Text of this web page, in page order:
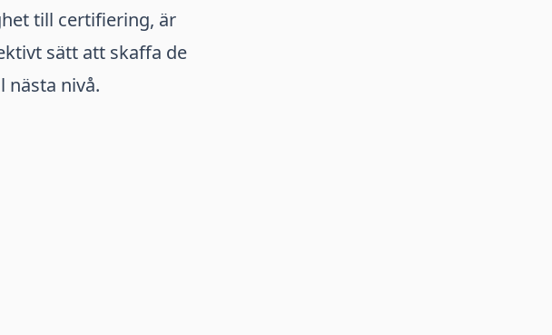
till certifiering, är
sätt att skaffa de
nivå.